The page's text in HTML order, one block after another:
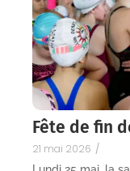
Fête de fin
21 mai 2026 /